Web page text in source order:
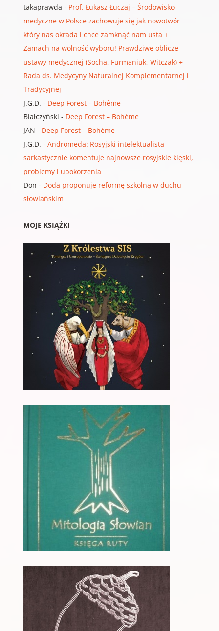
takaprawda - Prof. Łukasz Łuczaj – Środowisko
medyczne w Polsce zachowuje się jak nowotwór
który nas okrada i chce zamknąć nam usta +
Zamach na wolność wyboru! Prawdziwe oblicze
ustawy medycznej (Socha, Furmaniuk, Witczak) +
Rada ds. Medycyny Naturalnej Komplementarnej i
Tradycyjnej
J.G.D. - Deep Forest – Bohème
Białczyński - Deep Forest – Bohème
JAN - Deep Forest – Bohème
J.G.D. - Andromeda: Rosyjski intelektualista
sarkastycznie komentuje najnowsze rosyjskie klęski,
problemy i upokorzenia
Don - Doda proponuje reformę szkolną w duchu
słowiańskim
MOJE KSIĄŻKI